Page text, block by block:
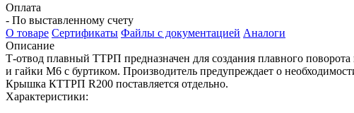
Оплата
- По выставленному счету
О товаре Сертификаты Файлы с документацией Аналоги
Описание
Т-отвод плавный ТТРП предназначен для создания плавного
и гайки М6 с буртиком. Производитель предупреждает о
Крышка КТТРП R200 поставляется отдельно.
Характеристики: